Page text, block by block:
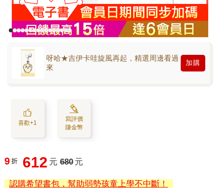
呀哈★吉伊卡哇旋風再起，精選周邊看過
來
加購
喜歡+1
寫評價
賺金幣
9 折 612 元 680 元
認購希望書包，幫助弱勢孩童上學不中斷！